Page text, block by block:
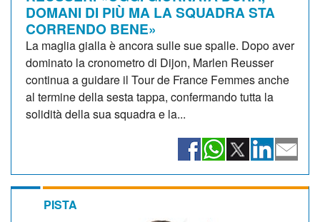
DOMANI DI PIÙ MA LA SQUADRA STA
CORRENDO BENE»
La maglia gialla è ancora sulle sue spalle. Dopo aver
dominato la cronometro di Dijon, Marlen Reusser
continua a guidare il Tour de France Femmes anche
al termine della sesta tappa, confermando tutta la
solidità della sua squadra e la...
PISTA